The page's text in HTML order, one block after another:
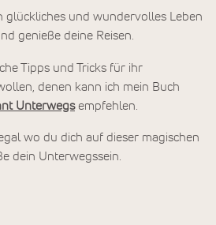
glückliches und wundervolles Leben
genieße deine Reisen.
Tipps und Tricks für ihr
denen kann ich mein Buch
Unterwegsempfehlen.
wo du dich auf dieser magischen
dein Unterwegssein.